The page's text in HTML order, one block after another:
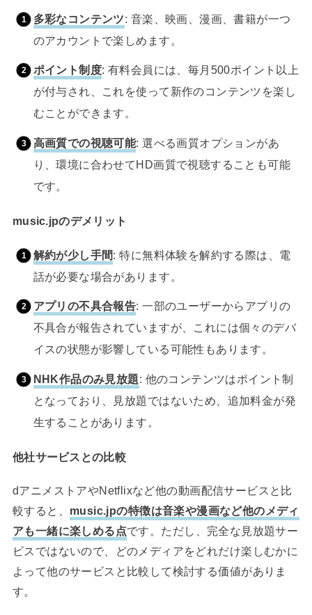
多彩なコンテンツ: 音楽、映画、漫画、書籍が一つ
のアカウントで楽しめます。
ポイント制度: 有料会員には、毎月500ポイント以上
が付与され、これを使って新作のコンテンツを楽し
むことができます。
高画質での視聴可能: 選べる画質オプションがあ
り、環境に合わせてHD画質で視聴することも可能
です。
music.jpのデメリット
解約が少し手間: 特に無料体験を解約する際は、電
話が必要な場合があります。
アプリの不具合報告: 一部のユーザーからアプリの
不具合が報告されていますが、これには個々のデバ
イスの状態が影響している可能性もあります。
NHK作品のみ見放題: 他のコンテンツはポイント制
となっており、見放題ではないため、追加料金が発
生することがあります。
他社サービスとの比較
dアニメストアやNetflixなど他の動画配信サービスと比
較すると、 music.jpの特徴は音楽や漫画など他のメディ
アも一緒に楽しめる点です。ただし、完全な見放題サー
ビスではないので、どのメディアをどれだけ楽しむかに
よって他のサービスと比較して検討する価値がありま
す。